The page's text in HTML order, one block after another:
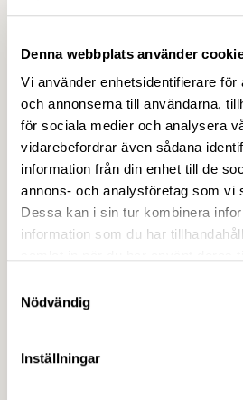
Denna webbplats använder
Vi använder enhetsidentifierare för
och annonserna till användarna,
för sociala medier och analysera
vidarebefordrar även sådana
information från din enhet till de
annons- och analysföretag som vi
Dessa kan i sin tur kombinera
information som du har
Nödvändig
Inställningar
Anmälan öppen för
Swedens konferens
19 MARS 2026
Food Science Sweden
hälsosamt och hållbart